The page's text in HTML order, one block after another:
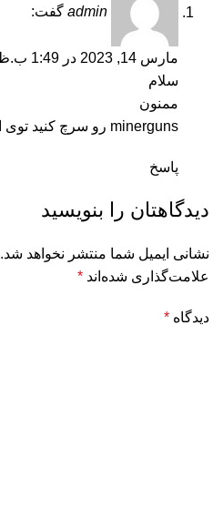
admin گفت:
مارس 14, 2023 در 1:49 ب.ظ
سلام
ممنون
minerguns رو سرچ کنید توی اینستا پیج میاد
پاسخ
دیدگاهتان را بنویسید
نشانی ایمیل شما منتشر نخواهد شد.
علامت‌گذاری شده‌اند *
دیدگاه *